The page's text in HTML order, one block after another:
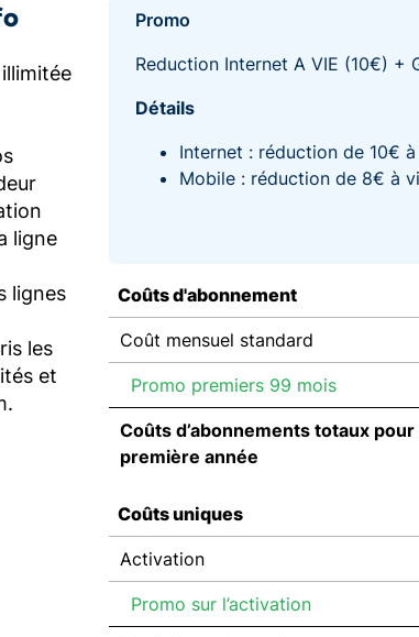
ligne
lignes
les
et
Promo
Reduction Internet A VIE (10€) +
Détails
Internet : réduction de 10€
Mobile : réduction de 8€ à
Coûts d'abonnement
Coût mensuel standard
Promo premiers 99 mois
Coûts d’abonnements totaux pour
première année
Coûts uniques
Activation
Promo sur l’activation